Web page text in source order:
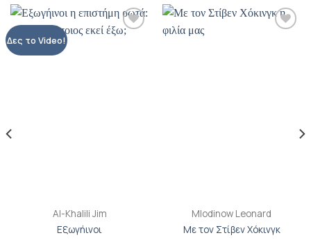
Δες το Video!
Προσθήκη
Al-Khalili Jim
Εξωγήινοι
Mlodinow Leonard
Με τον Στίβεν Χόκινγκ